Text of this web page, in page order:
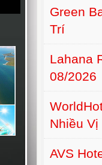
Green
Trí
Lahana
08/2026
Nhiều Vị
AVS